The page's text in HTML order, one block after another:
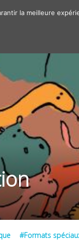
clés Nos solutions
/ ASSURANCES
#Formats
la meilleure